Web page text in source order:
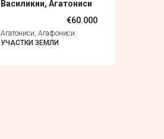
Василикии, Агатониси
€60.000
Агатониси, Агафониси
УЧАСТКИ ЗЕМЛИ